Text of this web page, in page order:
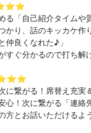
る「自己紹介タイムや
かり、話のキッカケ作
仲良くなれた♪」
すぐ分かるので打ち
に繋がる！席替え充実
心！次に繋がる「連
方とお話いただけるよ